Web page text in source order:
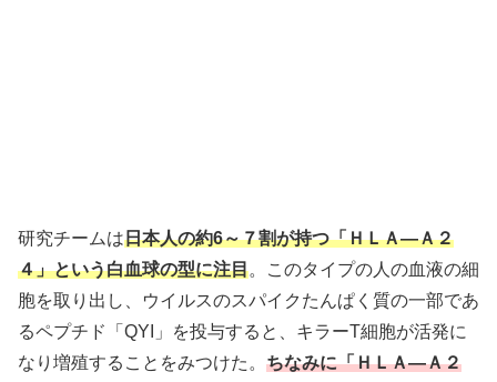
研究チームは日本人の約6～７割が持つ「ＨＬＡ―Ａ２
４」という白血球の型に注目。このタイプの人の血液の細
胞を取り出し、ウイルスのスパイクたんぱく質の一部であ
るペプチド「QYI」を投与すると、キラーT細胞が活発に
なり増殖することをみつけた。 ちなみに「ＨＬＡ―Ａ２